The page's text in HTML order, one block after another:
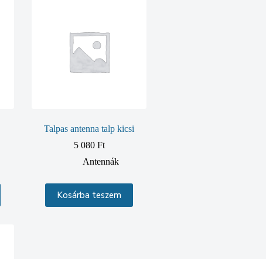
Talpas antenna talp kicsi
5 080 Ft
Antennák
Kosárba teszem